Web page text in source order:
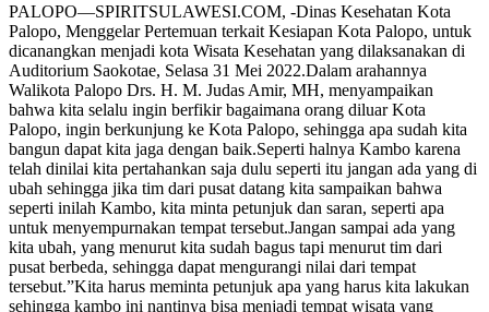
PALOPO—SPIRITSULAWESI.COM, -Dinas Kesehatan Kota
Palopo, Menggelar Pertemuan terkait Kesiapan Kota Palopo, untuk
dicanangkan menjadi kota Wisata Kesehatan yang dilaksanakan di
Auditorium Saokotae, Selasa 31 Mei 2022.Dalam arahannya
Walikota Palopo Drs. H. M. Judas Amir, MH, menyampaikan
bahwa kita selalu ingin berfikir bagaimana orang diluar Kota
Palopo, ingin berkunjung ke Kota Palopo, sehingga apa sudah kita
bangun dapat kita jaga dengan baik.Seperti halnya Kambo karena
telah dinilai kita pertahankan saja dulu seperti itu jangan ada yang di
ubah sehingga jika tim dari pusat datang kita sampaikan bahwa
seperti inilah Kambo, kita minta petunjuk dan saran, seperti apa
untuk menyempurnakan tempat tersebut.Jangan sampai ada yang
kita ubah, yang menurut kita sudah bagus tapi menurut tim dari
pusat berbeda, sehingga dapat mengurangi nilai dari tempat
tersebut.”Kita harus meminta petunjuk apa yang harus kita lakukan
sehingga kambo ini nantinya bisa menjadi tempat wisata yang